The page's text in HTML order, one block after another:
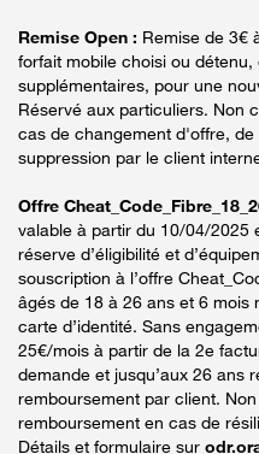
Remise Open : Remise de 3€
forfait mobile choisi ou
supplémentaires, pour une
Réservé aux particuliers. Non
cas de changement d'offre,
suppression par le client
Offre
valable à partir du 10/04/2025
réserve d’éligibilité et
souscription à l’offre
âgés de 18 à 26 ans et 6 mois
carte d’identité. Sans
25€/mois à partir de la 2e
demande et jusqu’aux 26 ans
remboursement par client.
remboursement en cas de
Détails et formulaire sur